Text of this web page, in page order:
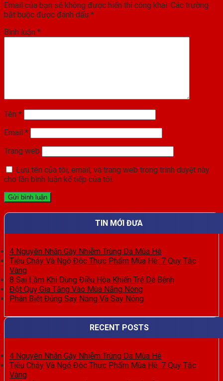
Email của bạn sẽ không được hiển thị công khai. Các trường
bắt buộc được đánh dấu *
Bình luận *
Tên *
Email *
Trang web
Lưu tên của tôi, email, và trang web trong trình duyệt này
cho lần bình luận kế tiếp của tôi.
TIN MỚI ĐƯA
4 Nguyên Nhân Gây Nhiễm Trùng Da Mùa Hè
Tiêu Chảy Và Ngộ Độc Thực Phẩm Mùa Hè: 7 Quy Tắc
Vàng
8 Sai Lầm Khi Dùng Điều Hòa Khiến Trẻ Dễ Bệnh
Đột Quỵ Gia Tăng Vào Mùa Nắng Nóng
Phân Biệt Đúng Say Nắng Và Say Nóng
RECENT POSTS
4 Nguyên Nhân Gây Nhiễm Trùng Da Mùa Hè
Tiêu Chảy Và Ngộ Độc Thực Phẩm Mùa Hè: 7 Quy Tắc
Vàng